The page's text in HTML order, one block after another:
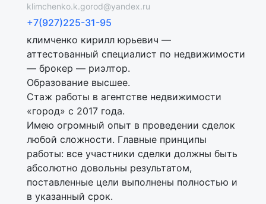
klimchenko.k.gorod@yandex.ru
+7(927)225-31-95
климченко кирилл юрьевич —
аттестованный специалист по недвижимости
— брокер — риэлтор.
Образование высшее.
Стаж работы в агентстве недвижимости
«город» с 2017 года.
Имею огромный опыт в проведении сделок
любой сложности. Главные принципы
работы: все участники сделки должны быть
абсолютно довольны результатом,
поставленные цели выполнены полностью и
в указанный срок.